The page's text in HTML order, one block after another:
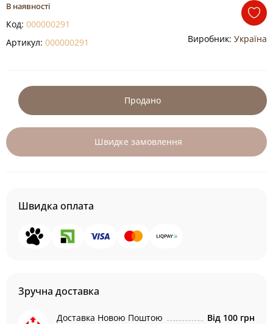
В наявності
Код: 000000291
Артикул: 000000291 Виробник: Україна
Продано
Швидке замовлення
Швидка оплата
Зручна доставка
Доставка Новою Поштою Від 100 грн